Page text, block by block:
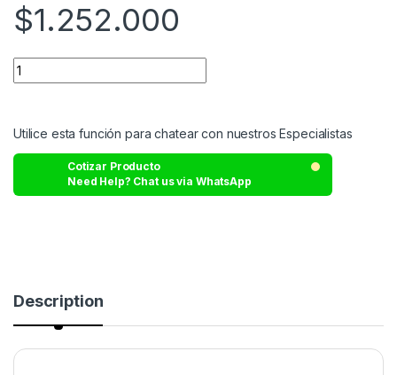
$1.252.000
Utilice esta función para chatear con nuestros Especialistas
Cotizar Producto
Need Help? Chat us via WhatsApp
Description